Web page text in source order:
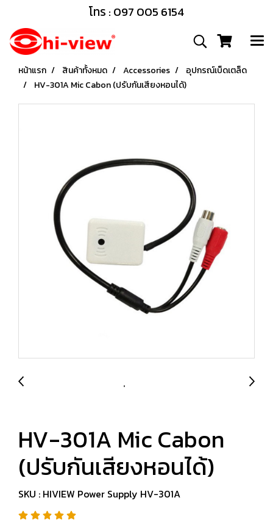
โทร : 097 005 6154
หน้าแรก สินค้าทั้งหมด Accessories
อุปกรณ์เบ็ดเตล็ด
HV-301A Mic Cabon (ปรับกันเสียงหอนได้)
HV-301A Mic Cabon
(ปรับกันเสียงหอนได้)
SKU : HIVIEW Power Supply HV-301A